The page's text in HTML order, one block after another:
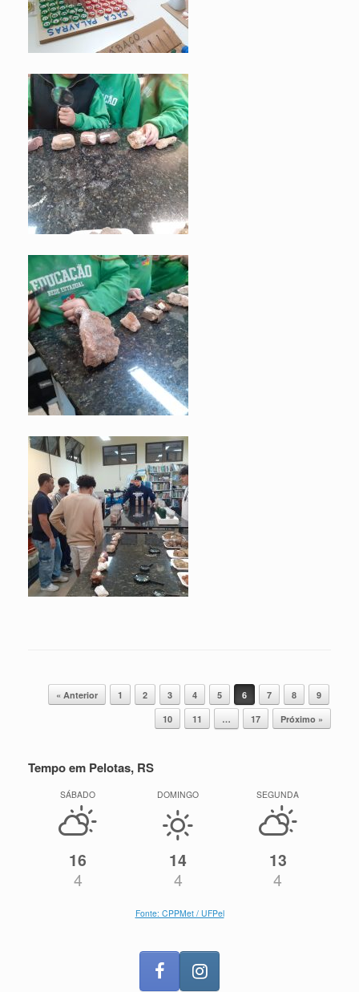
Navegação de posts
« Anterior 1 2 3 4 5 6 7 8
9
10
11 … 17 Próximo »
Tempo em Pelotas, RS
SÁBADO
16
4
DOMINGO
14
4
SEGUNDA
13
4
Fonte: CPPMet / UFPel